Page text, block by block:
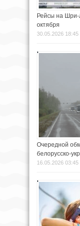
Рейсы на Шри-
октября
30.05.2026 18:45
Очередной
белорусско-
16.05.2026 03:45